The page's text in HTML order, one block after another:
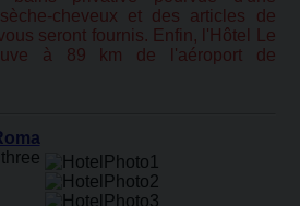
cheveux et des articles de
seront fournis. Enfin, l'Hôtel Le
à 89 km de l'aéroport de